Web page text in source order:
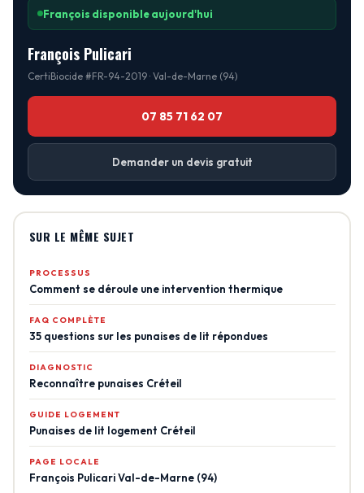
François disponible aujourd'hui
François Pulicari
CertiBiocide #FR-94-2019 · Val-de-Marne (94)
07 85 71 62 07
Demander un devis gratuit
SUR LE MÊME SUJET
PROCESSUS
Comment se déroule une intervention thermique
FAQ COMPLÈTE
35 questions sur les punaises de lit répondues
DIAGNOSTIC
Reconnaître punaises Créteil
GUIDE LOGEMENT
Punaises de lit logement Créteil
PAGE LOCALE
François Pulicari Val-de-Marne (94)